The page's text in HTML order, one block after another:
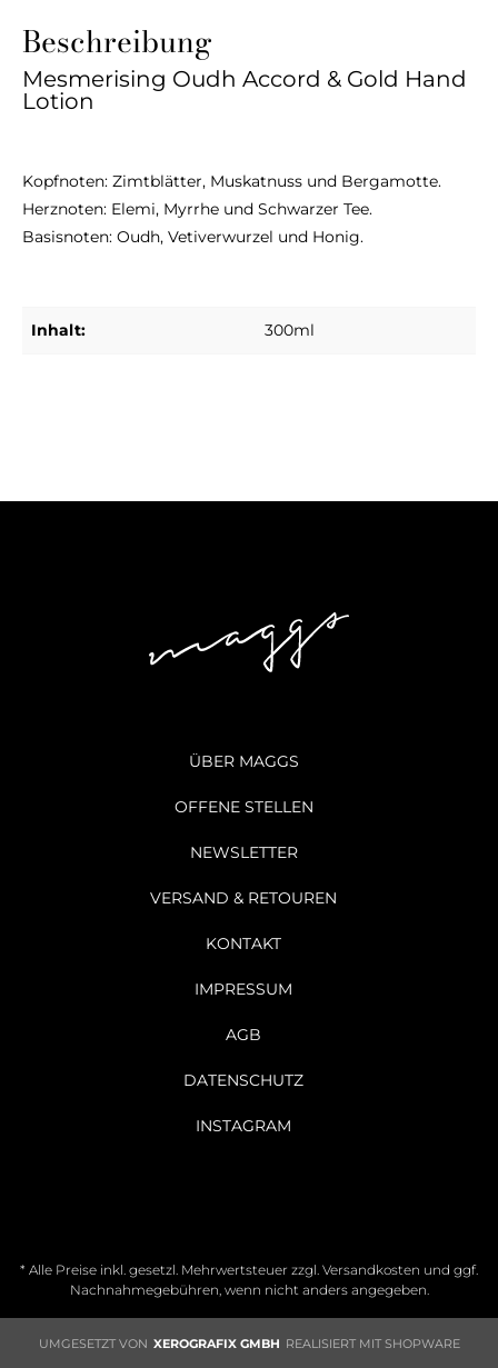
Beschreibung
Mesmerising Oudh Accord & Gold Hand
Lotion
Kopfnoten: Zimtblätter, Muskatnuss und Bergamotte.
Herznoten: Elemi, Myrrhe und Schwarzer Tee.
Basisnoten: Oudh, Vetiverwurzel und Honig.
Inhalt: 300ml
ÜBER MAGGS
OFFENE STELLEN
NEWSLETTER
VERSAND & RETOUREN
KONTAKT
IMPRESSUM
AGB
DATENSCHUTZ
INSTAGRAM
* Alle Preise inkl. gesetzl. Mehrwertsteuer zzgl. Versandkosten und ggf.
Nachnahmegebühren, wenn nicht anders angegeben.
UMGESETZT VON XEROGRAFIX GMBH REALISIERT MIT SHOPWARE